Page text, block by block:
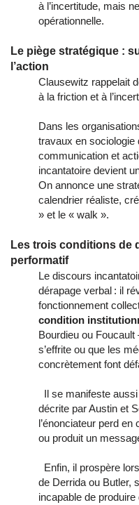
à l’incertitude, mais
opérationnelle.
Le piège stratégique :
l’action
Clausewitz rappelait
à la friction et à
Dans les
travaux en sociologie
communication et
incantatoire devient
On annonce une
calendrier réaliste,
» et le « walk ».
Les trois conditions de
performatif
Le discours
dérapage verbal : il
condition
Bourdieu ou
s’effrite ou que les
concrètement font
Il se manifeste
décrite par Austin et
l’énonciateur perd
ou produit un
Enfin, il prospère
de Derrida ou Butler,
incapable de